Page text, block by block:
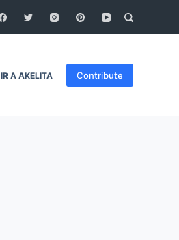
IR A AKELITA Contribute